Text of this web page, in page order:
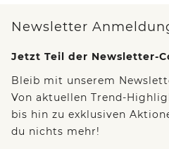
Newsletter
Jetzt Teil der Newsletter-
Bleib mit unserem
Von aktuellen Trend-
bis hin zu exklusiven
du nichts mehr!